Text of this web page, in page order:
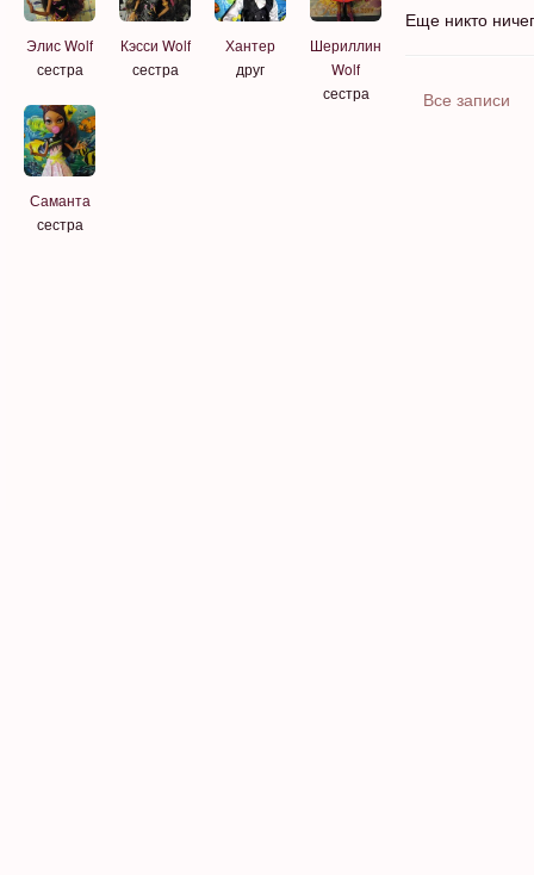
Элис Wolf
сестра
Кэсси Wolf
сестра
Хантер
друг
Шериллин
Wolf
сестра
Саманта
сестра
Еще никто
Все записи